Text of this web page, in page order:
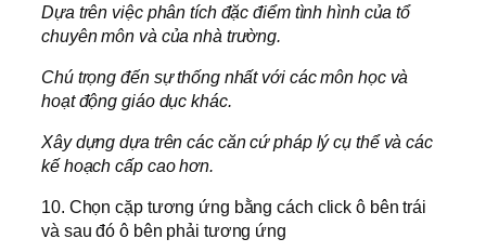
Dựa trên việc phân tích đặc điểm tình hình của tổ
chuyên môn và của nhà trường.
Chú trọng đến sự thống nhất với các môn học và
hoạt động giáo dục khác.
Xây dựng dựa trên các căn cứ pháp lý cụ thể và các
kế hoạch cấp cao hơn.
10. Chọn cặp tương ứng bằng cách click ô bên trái
và sau đó ô bên phải tương ứng